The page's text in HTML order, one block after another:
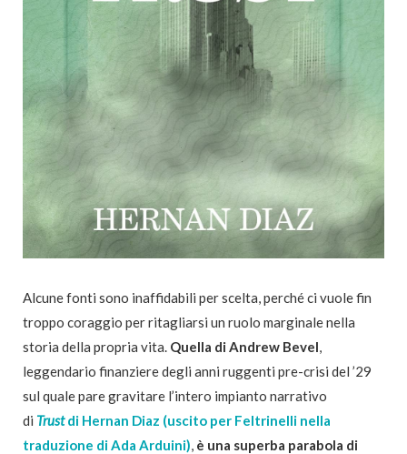
Alcune fonti sono inaffidabili per scelta, perché ci vuole fin
troppo coraggio per ritagliarsi un ruolo marginale nella
storia della propria vita. Quella di Andrew Bevel,
leggendario finanziere degli anni ruggenti pre-crisi del ’29
sul quale pare gravitare l’intero impianto narrativo
di Trustdi Hernan Diaz (uscito per Feltrinelli nella
traduzione di Ada Arduini), è una superba parabola di